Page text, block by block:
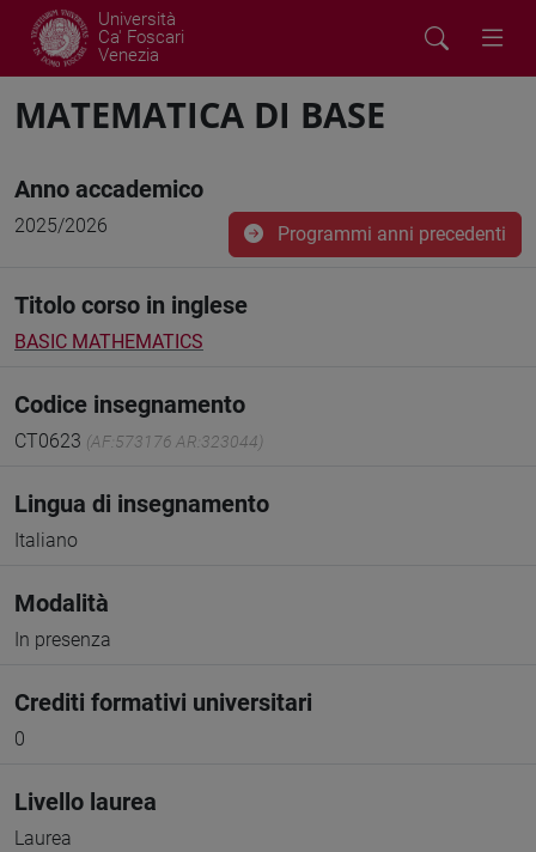
Università
Ca' Foscari
Venezia
MATEMATICA DI BASE
Anno accademico
2025/2026 Programmi anni precedenti
Titolo corso in inglese
BASIC MATHEMATICS
Codice insegnamento
CT0623 (AF:573176 AR:323044)
Lingua di insegnamento
Italiano
Modalità
In presenza
Crediti formativi universitari
0
Livello laurea
Laurea